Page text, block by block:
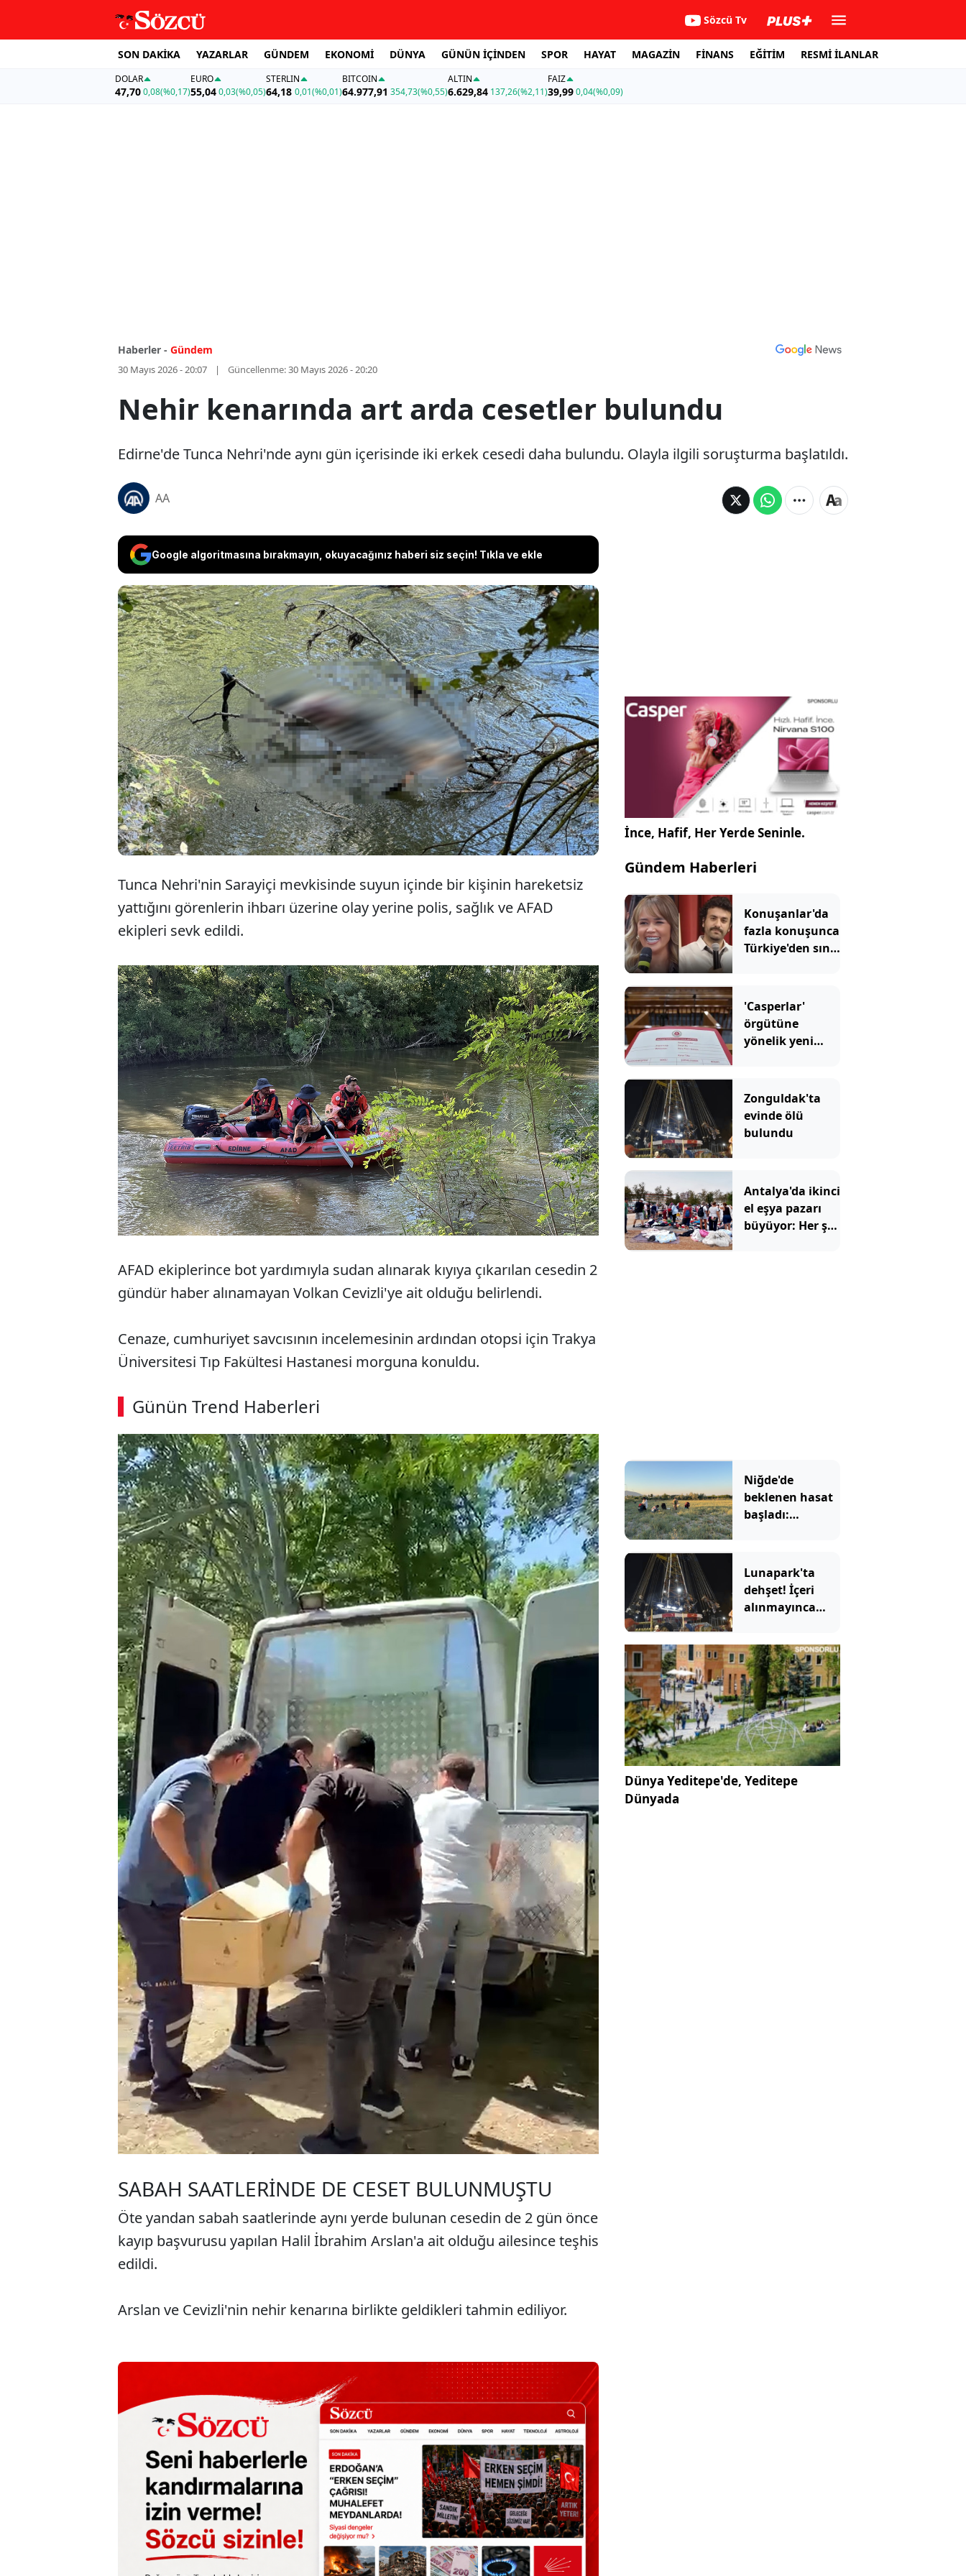
Sözcü Tv
SON DAKİKA YAZARLAR GÜNDEM EKONOMİ DÜNYA GÜNÜN İÇİNDEN SPOR HAYAT MAGAZİN FİNANS EĞİTİM RESMİ İLANLAR
DOLAR
47,700,08(%0,17)
EURO
55,04 0,03(%0,05)
STERLIN
64,18 0,01(%0,01)
BITCOIN
64.977,91 354,73(%0,55)
ALTIN
6.629,84 137,26(%2,11)
FAİZ
39,990,04(%0,09)
Haberler - Gündem
30 Mayıs 2026 - 20:07 Güncellenme:30 Mayıs 2026 - 20:20
Nehir kenarında art arda cesetler bulundu
Edirne'de Tunca Nehri'nde aynı gün içerisinde iki erkek cesedi daha bulundu. Olayla ilgili soruşturma başlatıldı.
AA
Google algoritmasına bırakmayın, okuyacağınız haberi siz seçin! Tıkla ve ekle
Edirne'de Tunca Nehri'nde aynı gün içerisinde iki
erkek cesedi daha bulundu. Olayla ilgili
soruşturma başlatıldı.
Tunca Nehri'nin Sarayiçi mevkisinde suyun içinde bir kişinin hareketsiz
yattığını görenlerin ihbarı üzerine olay yerine polis, sağlık ve AFAD
ekipleri sevk edildi.
AFAD ekiplerince bot yardımıyla sudan alınarak kıyıya çıkarılan cesedin 2
gündür haber alınamayan Volkan Cevizli'ye ait olduğu belirlendi.
Cenaze, cumhuriyet savcısının incelemesinin ardından otopsi için Trakya
Üniversitesi Tıp Fakültesi Hastanesi morguna konuldu.
Günün Trend Haberleri
SABAH SAATLERİNDE DE CESET BULUNMUŞTU
Öte yandan sabah saatlerinde aynı yerde bulunan cesedin de 2 gün önce
kayıp başvurusu yapılan Halil İbrahim Arslan'a ait olduğu ailesince teşhis
edildi.
Arslan ve Cevizli'nin nehir kenarına birlikte geldikleri tahmin ediliyor.
İnce, Hafif, Her Yerde Seninle.
Gündem Haberleri
Konuşanlar'da
fazla konuşunca
Türkiye'den sınır
'Casperlar'
örgütüne
yönelik yeni
Zonguldak'ta
evinde ölü
bulundu
Antalya'da ikinci
el eşya pazarı
büyüyor: Her şey
Niğde'de
beklenen hasat
başladı:
Lunapark'ta
dehşet! İçeri
alınmayınca
yağdırdılar!
Dünya Yeditepe'de, Yeditepe
Dünyada